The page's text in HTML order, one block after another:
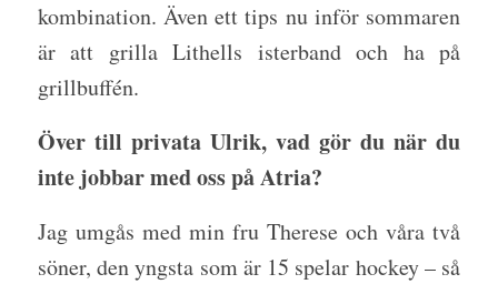
kombination. Även ett tips nu inför sommaren
är att grilla Lithells isterband och ha på
grillbuffén.
Över till privata Ulrik, vad gör du när du
inte jobbar med oss på Atria?
Jag umgås med min fru Therese och våra två
söner, den yngsta som är 15 spelar hockey – så